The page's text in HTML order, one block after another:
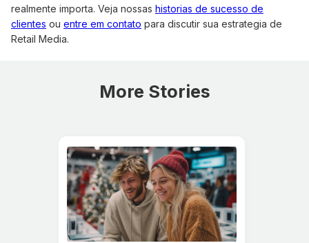
realmente importa. Veja nossas historias de sucesso de
clientes ou entre em contato para discutir sua estrategia de
Retail Media.
More Stories